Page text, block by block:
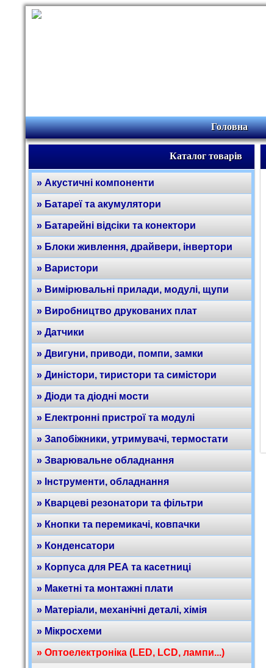
Головна
Каталог товарів
» Акустичні компоненти
» Батареї та акумулятори
» Батарейні відсіки та конектори
» Блоки живлення, драйвери, інвертори
» Варистори
» Вимірювальні прилади, модулі, щупи
» Виробництво друкованих плат
» Датчики
» Двигуни, приводи, помпи, замки
» Диністори, тиристори та симістори
» Діоди та діодні мости
» Електронні пристрої та модулі
» Запобіжники, утримувачі, термостати
» Зварювальне обладнання
» Інструменти, обладнання
» Кварцеві резонатори та фільтри
» Кнопки та перемикачі, ковпачки
» Конденсатори
» Корпуса для РЕА та касетниці
» Макетні та монтажні плати
» Матеріали, механічні деталі, хімія
» Мікросхеми
» Оптоелектроніка (LED, LCD, лампи...)